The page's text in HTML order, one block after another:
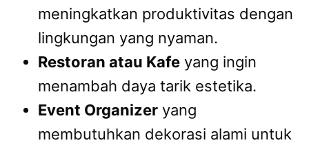
meningkatkan produktivitas dengan
lingkungan yang nyaman.
Restoran atau Kafe yang ingin
menambah daya tarik estetika.
Event Organizer yang
membutuhkan dekorasi alami untuk